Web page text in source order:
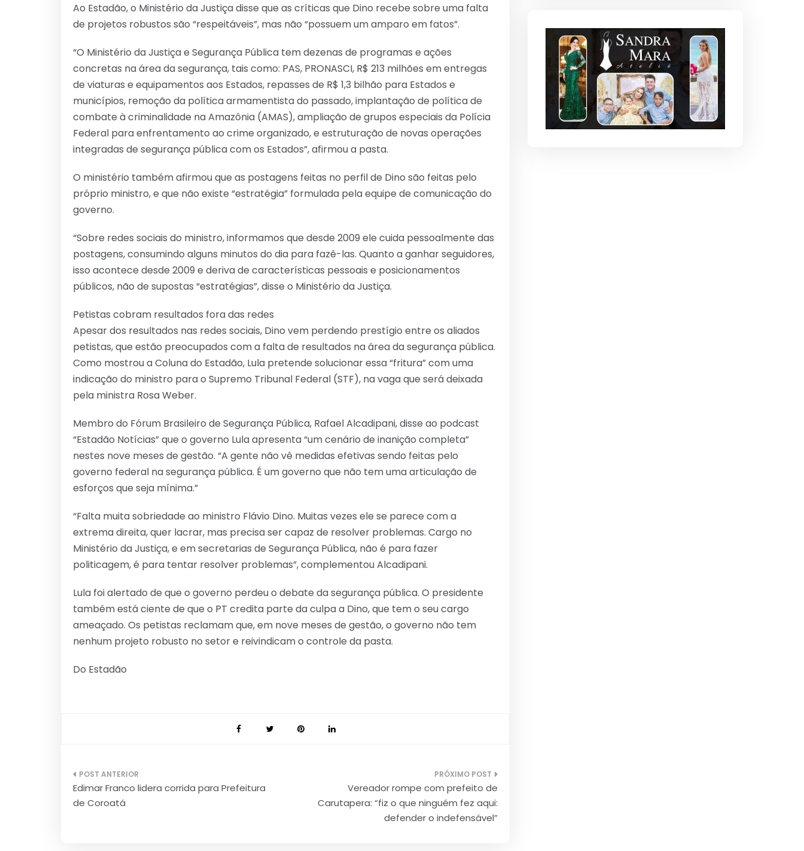
Ao Estadão, o Ministério da Justiça disse que as críticas que Dino recebe sobre uma falta
de projetos robustos são “respeitáveis”, mas não “possuem um amparo em fatos”.
“O Ministério da Justiça e Segurança Pública tem dezenas de programas e ações
concretas na área da segurança, tais como: PAS, PRONASCI, R$ 213 milhões em entregas
de viaturas e equipamentos aos Estados, repasses de R$ 1,3 bilhão para Estados e
municípios, remoção da política armamentista do passado, implantação de política de
combate à criminalidade na Amazônia (AMAS), ampliação de grupos especiais da Polícia
Federal para enfrentamento ao crime organizado, e estruturação de novas operações
integradas de segurança pública com os Estados”, afirmou a pasta.
O ministério também afirmou que as postagens feitas no perfil de Dino são feitas pelo
próprio ministro, e que não existe “estratégia” formulada pela equipe de comunicação do
governo.
“Sobre redes sociais do ministro, informamos que desde 2009 ele cuida pessoalmente das
postagens, consumindo alguns minutos do dia para fazê-las. Quanto a ganhar seguidores,
isso acontece desde 2009 e deriva de características pessoais e posicionamentos
públicos, não de supostas “estratégias”, disse o Ministério da Justiça.
Petistas cobram resultados fora das redes
Apesar dos resultados nas redes sociais, Dino vem perdendo prestígio entre os aliados
petistas, que estão preocupados com a falta de resultados na área da segurança pública.
Como mostrou a Coluna do Estadão, Lula pretende solucionar essa “fritura” com uma
indicação do ministro para o Supremo Tribunal Federal (STF), na vaga que será deixada
pela ministra Rosa Weber.
Membro do Fórum Brasileiro de Segurança Pública, Rafael Alcadipani, disse ao podcast
“Estadão Notícias” que o governo Lula apresenta “um cenário de inanição completa”
nestes nove meses de gestão. “A gente não vê medidas efetivas sendo feitas pelo
governo federal na segurança pública. É um governo que não tem uma articulação de
esforços que seja mínima.”
“Falta muita sobriedade ao ministro Flávio Dino. Muitas vezes ele se parece com a
extrema direita, quer lacrar, mas precisa ser capaz de resolver problemas. Cargo no
Ministério da Justiça, e em secretarias de Segurança Pública, não é para fazer
politicagem, é para tentar resolver problemas”, complementou Alcadipani.
Lula foi alertado de que o governo perdeu o debate da segurança pública. O presidente
também está ciente de que o PT credita parte da culpa a Dino, que tem o seu cargo
ameaçado. Os petistas reclamam que, em nove meses de gestão, o governo não tem
nenhum projeto robusto no setor e reivindicam o controle da pasta.
Do Estadão
Navegação
de
Edimar Franco lidera corrida para Prefeitura
de Coroatá
Vereador rompe com prefeito de
Carutapera: “fiz o que ninguém fez aqui:
defender o indefensável”